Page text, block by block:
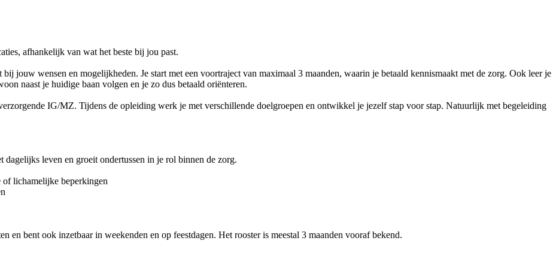
afhankelijk van wat het beste bij jou past.
jouw wensen en mogelijkheden. Je start met een voortraject van maximaal 3 maanden, waarin je betaald kennismaakt met de zorg. Ook leer je
naast je huidige baan volgen en je zo dus betaald oriënteren.
IG/MZ. Tijdens de opleiding werk je met verschillende doelgroepen en ontwikkel je jezelf stap voor stap. Natuurlijk met begeleiding
leven en groeit ondertussen in je rol binnen de zorg.
of lichamelijke beperkingen
en bent ook inzetbaar in weekenden en op feestdagen. Het rooster is meestal 3 maanden vooraf bekend.